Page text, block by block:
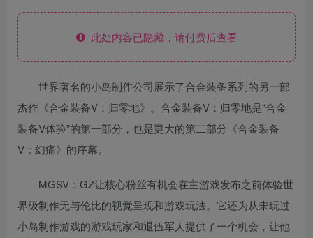
此处内容已隐藏，请付费后查看
世界著名的小岛制作公司展示了合金装备系列的另一部
杰作《合金装备V：归零地》。合金装备V：归零地是“合金
装备V体验”的第一部分，也是更大的第二部分《合金装备
V：幻痛》的序幕。
MGSV：GZ让核心粉丝有机会在主游戏发布之前体验世
界级制作无与伦比的视觉呈现和游戏玩法。它还为从未玩过
小岛制作游戏的游戏玩家和退伍军人提供了一个机会，让他